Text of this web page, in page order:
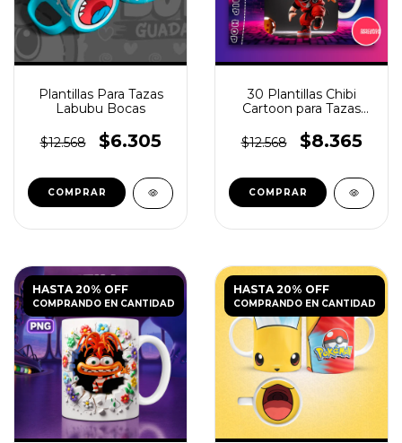
Plantillas Para Tazas
Labubu Bocas
$12.568 $6.305
30 Plantillas Chibi
Cartoon para Tazas
$12.568
$8.365
HASTA 20% OFF
COMPRANDO EN CANTIDAD
HASTA 20% OFF
COMPRANDO EN CANTIDAD